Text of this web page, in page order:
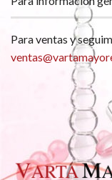
Para ventas y